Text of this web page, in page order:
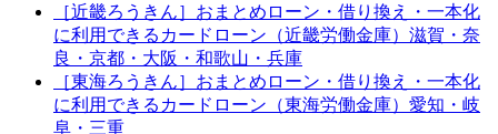
［近畿ろうきん］おまとめローン・借り換え・一本化
に利用できるカードローン（近畿労働金庫）滋賀・奈
良・京都・大阪・和歌山・兵庫
［東海ろうきん］おまとめローン・借り換え・一本化
に利用できるカードローン（東海労働金庫）愛知・岐
阜・三重